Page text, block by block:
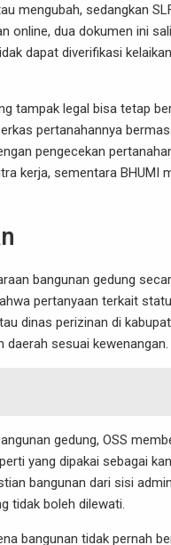
mengubah, sedangkan
online, dua dokumen ini
dapat diverifikasi
tampak legal bisa tetap
pertanahannya
pengecekan
kerja, sementara BHUMI
bangunan gedung
pertanyaan terkait
dinas perizinan di
sesuai kewenangan.
gedung, OSS
yang dipakai sebagai
bangunan dari sisi
tidak boleh dilewati.
bangunan tidak pernah